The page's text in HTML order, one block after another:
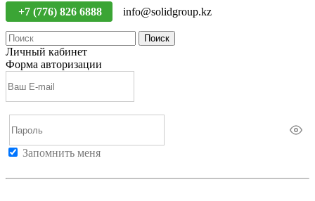
+7 (776) 826 6888 info@solidgroup.kz
Поиск
Личный кабинет
Форма авторизации
Запомнить меня